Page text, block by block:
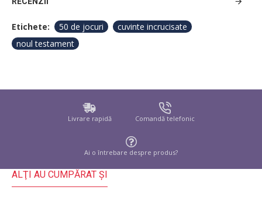
Etichete: 50 de jocuri
cuvinte incrucisate
noul testament
Livrare rapidă Comandă telefonic
Ai o întrebare despre produs?
ALŢI AU CUMPĂRAT ŞI